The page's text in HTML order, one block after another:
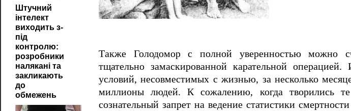
Штучний
інтелект
виходить з-
під
контролю:
розробники
налякані та
закликають
до
обмежень
Также Голодомор с полной уверенностью можно
тщательно замаскированной карательной
условий, несовместимых с жизнью, за несколько
миллионы людей. К сожалению, когда творились
сознательный запрет на ведение статистики